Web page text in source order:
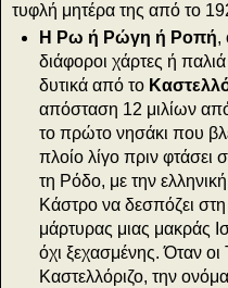
τυφλή μητέρα της από το
Η Ρω ή Ρώγη ή Ροπή,
διάφοροι χάρτες ή παλιά
δυτικά από το
απόσταση 12 μιλίων από
το πρώτο νησάκι που
πλοίο λίγο πριν
τη Ρόδο, με την
Κάστρο να δεσπόζει
μάρτυρας μιας μακράς
όχι ξεχασμένης. Όταν οι
Καστελλόριζο, την